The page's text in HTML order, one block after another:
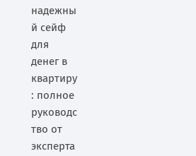
надежны
й сейф
для
денег в
квартиру
: полное
руководс
тво от
эксперта